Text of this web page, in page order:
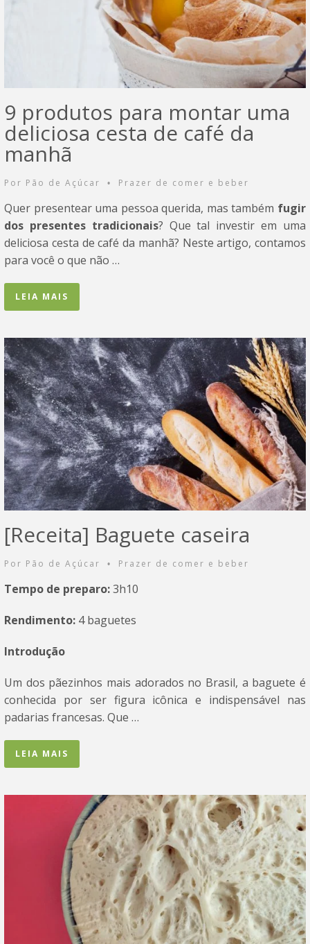
9 produtos para montar uma
deliciosa cesta de café da
manhã
Por Pão de Açúcar • Prazer de comer e beber
Quer presentear uma pessoa querida, mas também fugir
dos presentes tradicionais? Que tal investir em uma
deliciosa cesta de café da manhã? Neste artigo, contamos
para você o que não …
LEIA MAIS
[Receita] Baguete caseira
Por Pão de Açúcar • Prazer de comer e beber
Tempo de preparo:3h10
Rendimento: 4 baguetes
Introdução
Um dos pãezinhos mais adorados no Brasil, a baguete é
conhecida por ser figura icônica e indispensável nas
padarias francesas. Que …
LEIA MAIS